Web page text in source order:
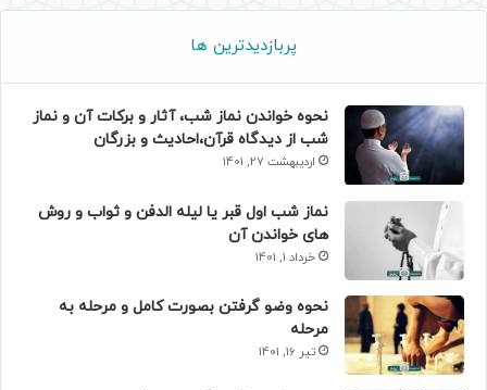
پربازدیدترین ها
نحوه خواندن نماز شب، آثار و برکات آن و نماز
شب از دیدگاه قرآن،احادیث و بزرگان
اردیبهشت 27, 1401
نماز شب اول قبر یا لیله الدفن و ثواب و روش
های خواندن آن
خرداد 1, 1401
نحوه وضو گرفتن بصورت کامل و مرحله به
مرحله
تیر 16, 1401